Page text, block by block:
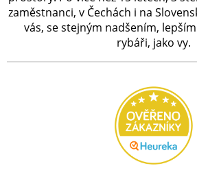
zaměstnanci, v Čechách i na
vás, se stejným nadšením,
rybáři, jako vy.